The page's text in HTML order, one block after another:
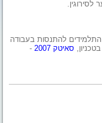
התלמידים להתנסות בעבודה
סאיטק 2007
-